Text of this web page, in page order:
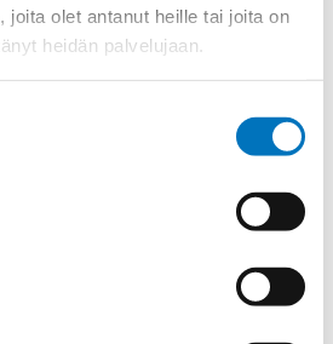
joita olet antanut heille tai joita on
heidän palvelujaan.
105
'-60°C to +105°C
IP 68 – 10 bar;IP 69 K
II 1D Ex ta IIIC Da;II 2G Ex db IIC Gb
GL;ATEX;EAC;INMETRO;IECEx